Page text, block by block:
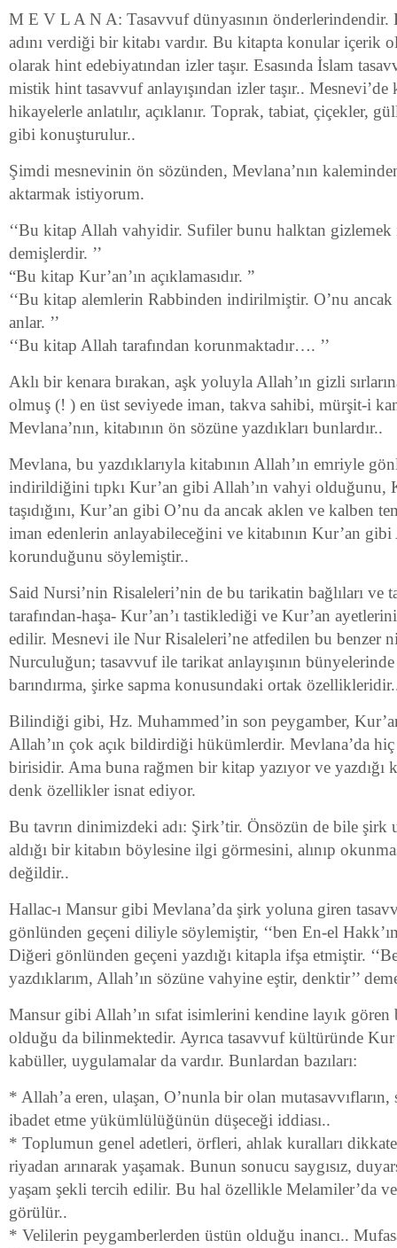
M E V L A N A: Tasavvuf dünyasının
adını verdiği bir kitabı vardır. Bu kitapta konular içerik
olarak hint edebiyatından izler taşır. Esasında İslam
mistik hint tasavvuf anlayışından izler taşır..
hikayelerle anlatılır, açıklanır. Toprak, tabiat, çiçekler,
gibi konuşturulur..
Şimdi mesnevinin ön sözünden, Mevlana’nın
aktarmak istiyorum.
‘‘Bu kitap Allah vahyidir. Sufiler bunu halktan
demişlerdir. ’’
“Bu kitap Kur’an’ın açıklamasıdır. ”
‘‘Bu kitap alemlerin Rabbinden indirilmiştir. O’nu ancak
anlar. ’’
‘‘Bu kitap Allah tarafından korunmaktadır…. ’’
Aklı bir kenara bırakan, aşk yoluyla Allah’ın gizli
olmuş (! ) en üst seviyede iman, takva sahibi, mürşit-i
Mevlana’nın, kitabının ön sözüne yazdıkları bunlardır..
Mevlana, bu yazdıklarıyla kitabının Allah’ın emriyle
indirildiğini tıpkı Kur’an gibi Allah’ın vahyi olduğunu,
taşıdığını, Kur’an gibi O’nu da ancak aklen ve kalben
iman edenlerin anlayabileceğini ve kitabının Kur’an gibi
korunduğunu söylemiştir..
Said Nursi’nin Risaleleri’nin de bu tarikatin bağlıları ve
tarafından-haşa- Kur’an’ı tastiklediği ve Kur’an
edilir. Mesnevi ile Nur Risaleleri’ne atfedilen bu benzer
Nurculuğun; tasavvuf ile tarikat anlayışının
barındırma, şirke sapma konusundaki ortak
Bilindiği gibi, Hz. Muhammed’in son peygamber,
Allah’ın çok açık bildirdiği hükümlerdir. Mevlana’da
birisidir. Ama buna rağmen bir kitap yazıyor ve yazdığı
denk özellikler isnat ediyor.
Bu tavrın dinimizdeki adı: Şirk’tir. Önsözün de bile şirk
aldığı bir kitabın böylesine ilgi görmesini, alınıp
değildir..
Hallac-ı Mansur gibi Mevlana’da şirk yoluna giren
gönlünden geçeni diliyle söylemiştir, ‘‘ben En-el
Diğeri gönlünden geçeni yazdığı kitapla ifşa etmiştir.
yazdıklarım, Allah’ın sözüne vahyine eştir, denktir’’
Mansur gibi Allah’ın sıfat isimlerini kendine layık gören
olduğu da bilinmektedir. Ayrıca tasavvuf kültüründe
kabüller, uygulamalar da vardır. Bunlardan bazıları:
* Allah’a eren, ulaşan, O’nunla bir olan
ibadet etme yükümlülüğünün düşeceği iddiası..
* Toplumun genel adetleri, örfleri, ahlak kuralları
riyadan arınarak yaşamak. Bunun sonucu saygısız,
yaşam şekli tercih edilir. Bu hal özellikle Melamiler’da
görülür..
* Velilerin peygamberlerden üstün olduğu inancı..